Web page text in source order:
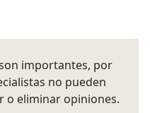
importantes, por
no pueden
o eliminar opiniones.